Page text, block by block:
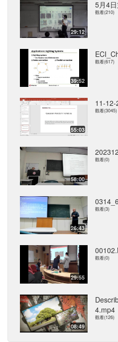
29:12
5月4
觀看(210)
39:52
觀看(617)
55:03
11-
觀看(3045)
58:00
觀看(0)
26:43
觀看(3)
29:55
觀看(0)
08:49
4.mp4
觀看(126)